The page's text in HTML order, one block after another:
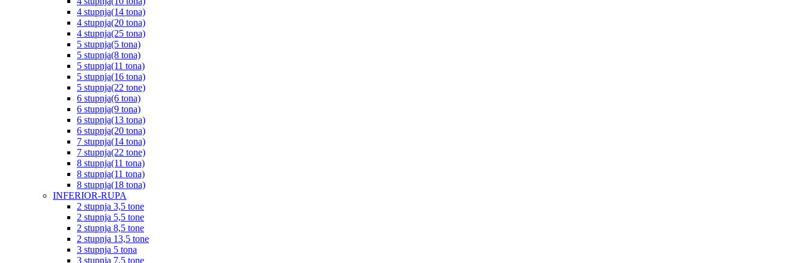
4 stupnja(14 tona)
4 stupnja(20 tona)
4 stupnja(25 tona)
5 stupnja(5 tona)
5 stupnja(8 tona)
5 stupnja(11 tona)
5 stupnja(16 tona)
5 stupnja(22 tone)
6 stupnja(6 tona)
6 stupnja(9 tona)
6 stupnja(13 tona)
6 stupnja(20 tona)
7 stupnja(14 tona)
7 stupnja(22 tone)
8 stupnja(11 tona)
8 stupnja(11 tona)
8 stupnja(18 tona)
INFERIOR-RUPA
2 stupnja 3,5 tone
2 stupnja 5,5 tone
2 stupnja 8,5 tone
2 stupnja 13,5 tone
3 stupnja 5 tona
3 stupnja 7,5 tone